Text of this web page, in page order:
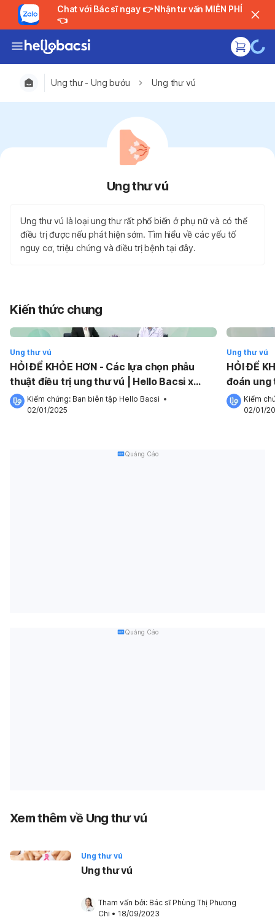
Chat với Bác sĩ ngay 👉 Nhận tư vấn MIỄN PHÍ
👈
Ung thư - Ung bướu Ung thư vú
Ung thư vú
Ung thư vú là loại ung thư rất phổ biến ở phụ nữ và có thể
điều trị được nếu phát hiện sớm. Tìm hiểu về các yếu tố
nguy cơ, triệu chứng và điều trị bệnh tại đây.
Kiến thức chung
Ung thư vú
HỎI ĐỂ KHỎE HƠN - Các lựa chọn phẫu
thuật điều trị ung thư vú | Hello Bacsi x
SANOFIKiểm chứng: Ban biên tập Hello Bacsi •
02/01/2025
Ung thư vú
HỎI ĐỂ
đoán ung
SANOFI
Kiểm
02/01/
Quảng Cáo
Quảng Cáo
Xem thêm về Ung thư vú
Ung thư vú
Ung thư vú
Tham vấn bởi: Bác sĩ Phùng Thị Phương
Chi • 18/09/2023